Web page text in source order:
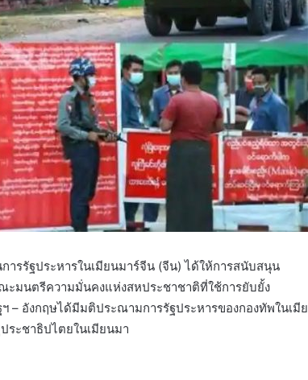
รรัฐประหารในเมียนมาร์จีน (จีน) ได้ให้การสนับสนุน
ะมนตรีความมั่นคงแห่งสหประชาชาติที่ใช้การยับยั้ง
อังกฤษได้มีมติประณามการรัฐประหารของกองทัพในเมีย
ระชาธิปไตยในเมียนมา